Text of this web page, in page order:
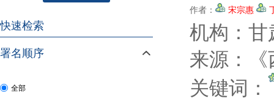
快速检索
署名顺序
全部
作者： 宋宗惠
机构：
来源：
关键词：